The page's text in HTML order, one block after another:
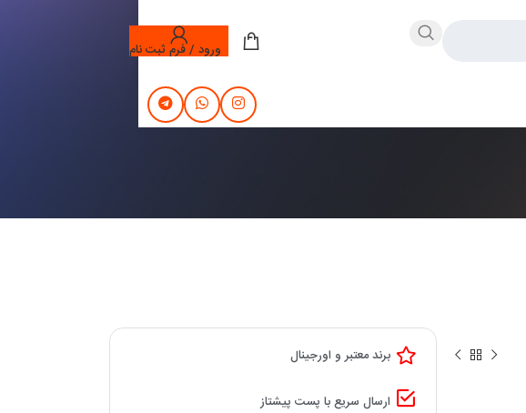
ورود / فرم ثبت نام
برند معتبر و اورجینال
ارسال سریع با پست پیشتاز